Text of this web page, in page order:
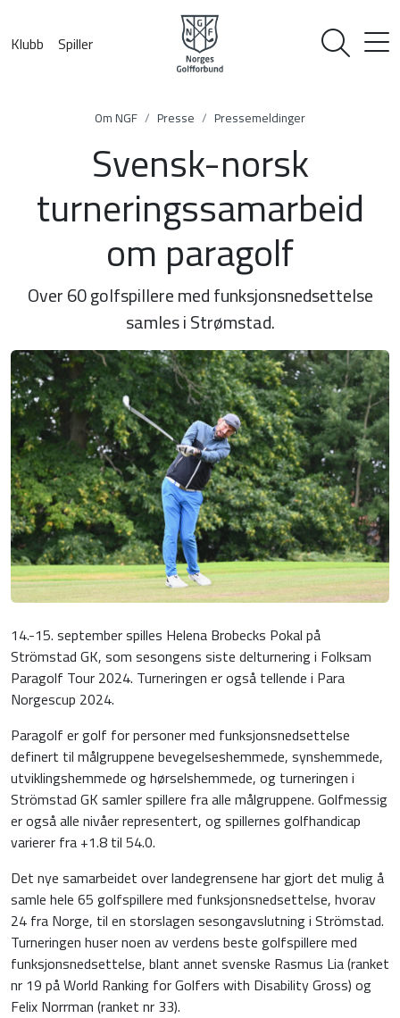
Klubb Spiller
Om NGF Presse Pressemeldinger
Svensk-norsk
turneringssamarbeid
om paragolf
Over 60 golfspillere med funksjonsnedsettelse
samles i Strømstad.
14.-15. september spilles Helena Brobecks Pokal på
Strömstad GK, som sesongens siste delturnering i Folksam
Paragolf Tour 2024. Turneringen er også tellende i Para
Norgescup 2024.
Paragolf er golf for personer med funksjonsnedsettelse
definert til målgruppene bevegelseshemmede, synshemmede,
utviklingshemmede og hørselshemmede, og turneringen i
Strömstad GK samler spillere fra alle målgruppene. Golfmessig
er også alle nivåer representert, og spillernes golfhandicap
varierer fra +1.8 til 54.0.
Det nye samarbeidet over landegrensene har gjort det mulig å
samle hele 65 golfspillere med funksjonsnedsettelse, hvorav
24 fra Norge, til en storslagen sesongavslutning i Strömstad.
Turneringen huser noen av verdens beste golfspillere med
funksjonsnedsettelse, blant annet svenske Rasmus Lia (ranket
nr 19 på World Ranking for Golfers with Disability Gross) og
Felix Norrman (ranket nr 33).